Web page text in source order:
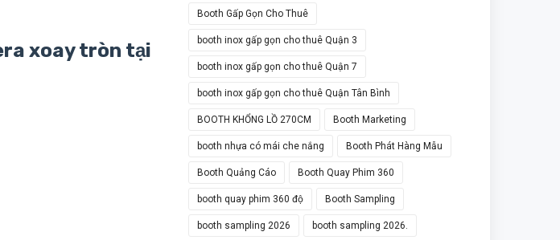
xoay tròn tại
Booth Gấp Gọn Cho Thuê
booth inox gấp gọn cho thuê Quận 3
booth inox gấp gọn cho thuê Quận 7
booth inox gấp gọn cho thuê Quận Tân Bình
BOOTH KHỔNG LỒ 270CM Booth Marketing
booth nhựa có mái che nắng Booth Phát Hàng Mẫu
Booth Quảng Cáo Booth Quay Phim 360
booth quay phim 360 độ Booth Sampling
booth sampling 2026 booth sampling 2026.